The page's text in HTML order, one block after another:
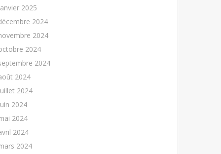
2025
2024
2024
2024
2024
2024
2024
2024
2024
2024
2024